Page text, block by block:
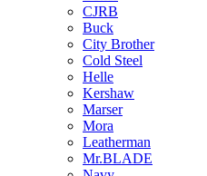
CJRB
Buck
City Brother
Cold Steel
Helle
Kershaw
Marser
Mora
Leatherman
Mr.BLADE